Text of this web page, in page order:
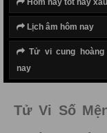
Hôm nay tốt hay xấu
Lịch âm hôm nay
Tử vi cung hoàng
nay
Tử Vi Số